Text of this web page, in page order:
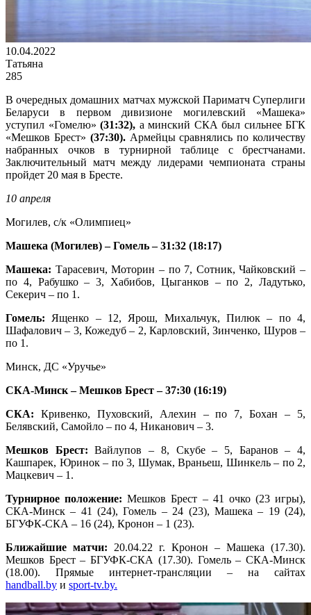
10.04.2022
Татьяна
285
В очередных домашних матчах мужской Париматч Суперлиги
Беларуси в первом дивизионе могилевский «Машека»
уступил «Гомелю» (31:32), а минский СКА был сильнее БГК
«Мешков Брест» (37:30).Армейцы сравнялись по количеству
набранных очков в турнирной таблице с брестчанами.
Заключительный матч между лидерами чемпионата страны
пройдет 20 мая в Бресте.
10 апреля
Могилев, с/к «Олимпиец»
Машека (Могилев) – Гомель – 31:32 (18:17)
Машека: Тарасевич, Моторин – по 7, Сотник, Чайковский –
по 4, Рабушко – 3, Хабибов, Цыганков – по 2, Ладутько,
Секерич – по 1.
Гомель: Ященко – 12, Ярош, Михальчук, Пилюк – по 4,
Шафалович – 3, Кожедуб – 2, Карловский, Зинченко, Шуров –
по 1.
Минск, ДС «Уручье»
СКА-Минск – Мешков Брест – 37:30 (16:19)
СКА: Кривенко, Пуховский, Алехин – по 7, Бохан – 5,
Белявский, Самойло – по 4, Никанович – 3.
Мешков Брест: Вайлупов – 8, Скубе – 5, Баранов – 4,
Кашпарек, Юринок – по 3, Шумак, Враньеш, Шинкель – по 2,
Мацкевич – 1.
Турнирное положение:Мешков Брест – 41 очко (23 игры),
СКА-Минск – 41 (24), Гомель – 24 (23), Машека – 19 (24),
БГУФК-СКА – 16 (24), Кронон – 1 (23).
Ближайшие матчи: 20.04.22 г. Кронон – Машека (17.30).
Мешков Брест – БГУФК-СКА (17.30). Гомель – СКА-Минск
(18.00). Прямые интернет-трансляции – на сайтах
handball.by и sport-tv.by.